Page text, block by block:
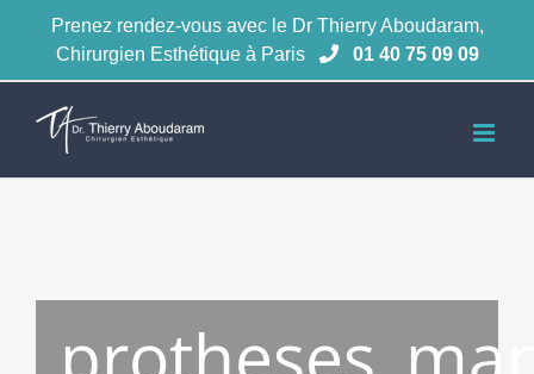
Passer
contenu
Prenez rendez-vous avec le Dr Thierry Aboudaram,
Chirurgien Esthétique à Paris
01 40 75 09 09